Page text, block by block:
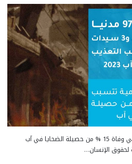
الهجرة غير النظامية تتسبب في وفاة 15 % من حصيلة الضحايا في آب
لحقوق الإنسان…